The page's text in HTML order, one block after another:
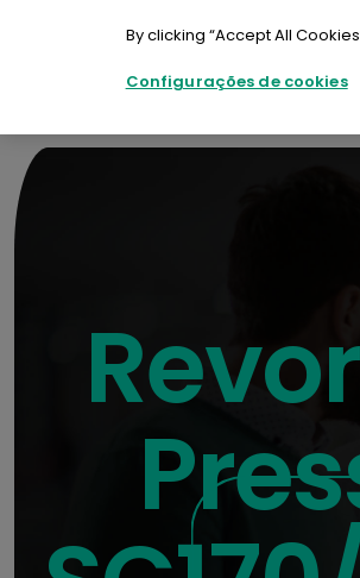
Contacte-nos
By clicking “Accept All
Configurações de cookies